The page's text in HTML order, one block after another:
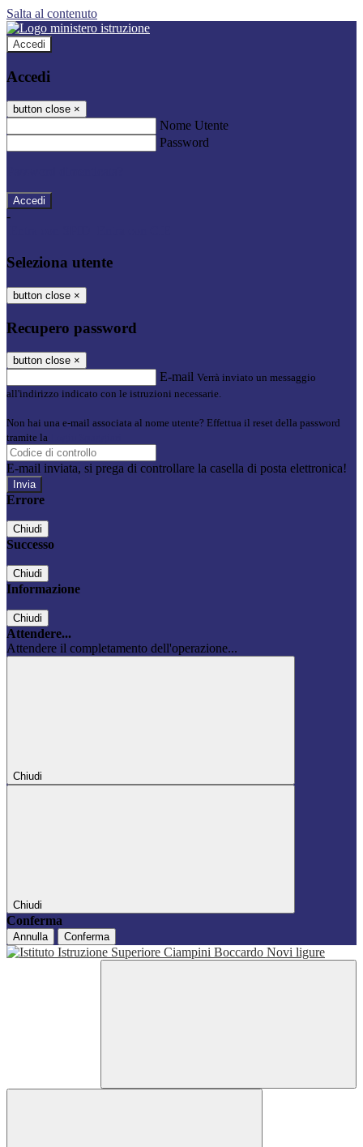
Salta al contenuto
Accedi
Accedi
button close ×
Nome Utente
Password
-
Seleziona utente
button close ×
Recupero password
button close ×
E-mail Verrà inviato un messaggio
all'indirizzo indicato con le istruzioni necessarie.
Non hai una e-mail associata al nome utente? Effettua il reset della password
tramite la
E-mail inviata, si prega di controllare la casella di posta elettronica!
Errore
Chiudi
Successo
Chiudi
Informazione
Chiudi
Attendere...
Attendere il completamento dell'operazione...
Chiudi
Chiudi
Conferma
Annulla Conferma